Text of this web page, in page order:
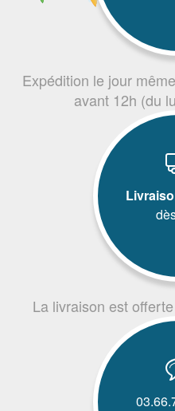
Expédition le jour
avant 12h (du
La livraison est